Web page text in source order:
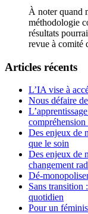
À noter quand
méthodologie
résultats
revue à comité
Articles récents
L’IA vise à
Nous défaire
Des enjeux de
que le soin
Des enjeux de
changement
Dé-
Sans transition
quotidien
Pour un